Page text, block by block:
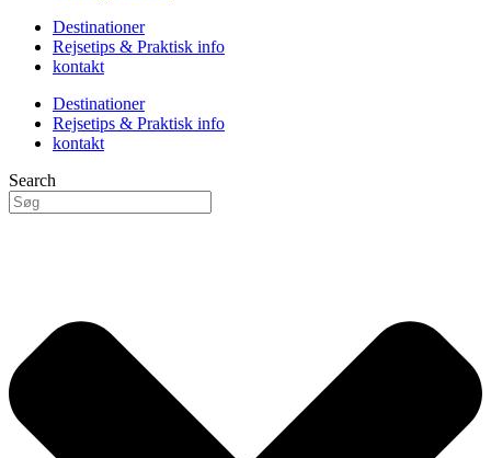
Destinationer
Rejsetips & Praktisk info
kontakt
Destinationer
Rejsetips & Praktisk info
kontakt
Search